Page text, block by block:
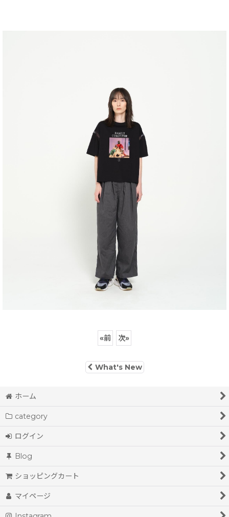
«前 次»
What's New
ホーム
category
ログイン
Blog
ショッピングカート
マイページ